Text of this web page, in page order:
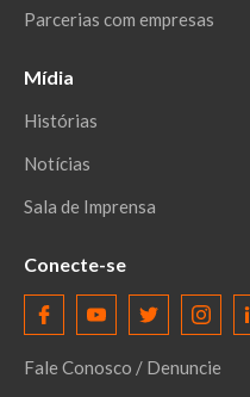
Parcerias com empresas
Mídia
Histórias
Notícias
Sala de Imprensa
Conecte-se
Fale Conosco / Denuncie